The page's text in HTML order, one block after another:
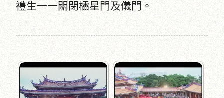
禮生一一關閉櫺星門及儀門。